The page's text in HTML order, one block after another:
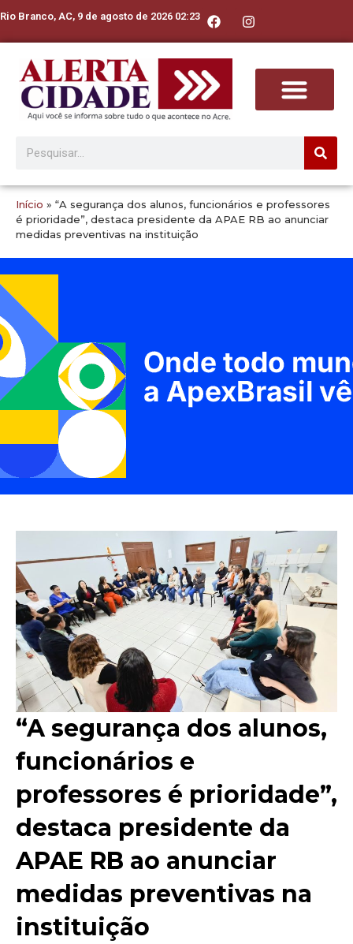
Rio Branco, AC, 9 de agosto de 2026 02:23
Início » “A segurança dos alunos, funcionários e professores
é prioridade”, destaca presidente da APAE RB ao anunciar
medidas preventivas na instituição
“A segurança dos alunos,
funcionários e
professores é prioridade”,
destaca presidente da
APAE RB ao anunciar
medidas preventivas na
instituição